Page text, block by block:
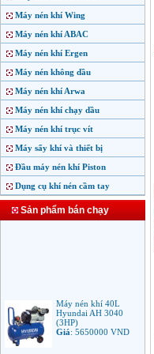
Máy nén khí Wing
Máy nén khí ABAC
Máy nén khí Ergen
Máy nén không dầu
Máy nén khí Arwa
Máy nén khí chạy dầu
Máy nén khí trục vít
Máy sấy khí và thiết bị
Đầu máy nén khí Piston
Dụng cụ khí nén cầm tay
Sản phẩm bán chạy
Hyundai AH 3040
(3HP)
Giá:5650000